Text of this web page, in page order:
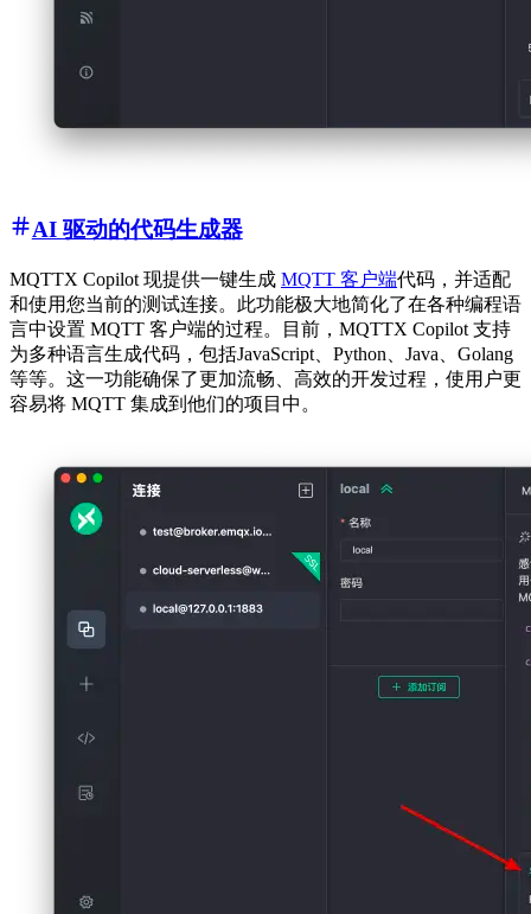
AI 驱动的代码生成器
MQTTX Copilot 现提供一键生成 MQTT 客户端代码，并适配
和使用您当前的测试连接。此功能极大地简化了在各种编程语
言中设置 MQTT 客户端的过程。目前，MQTTX Copilot 支持
为多种语言生成代码，包括JavaScript、Python、Java、Golang
等等。这一功能确保了更加流畅、高效的开发过程，使用户更
容易将 MQTT 集成到他们的项目中。